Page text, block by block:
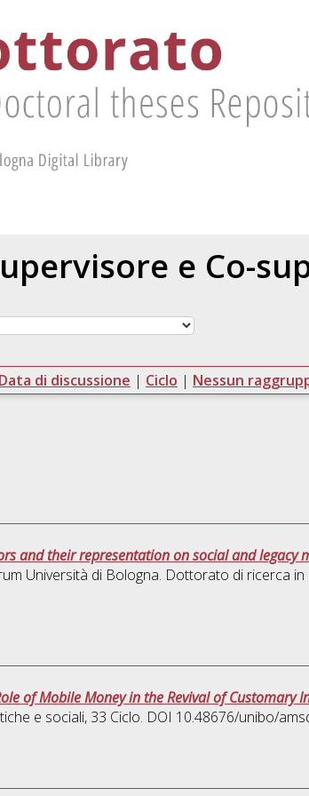
e Co-
Data di discussione | Ciclo | Nessun
and their representation on social and
Università di Bologna. Dottorato di ricerca in
of Mobile Money in the Revival of Customary
e sociali, 33 Ciclo. DOI 10.48676/unibo/